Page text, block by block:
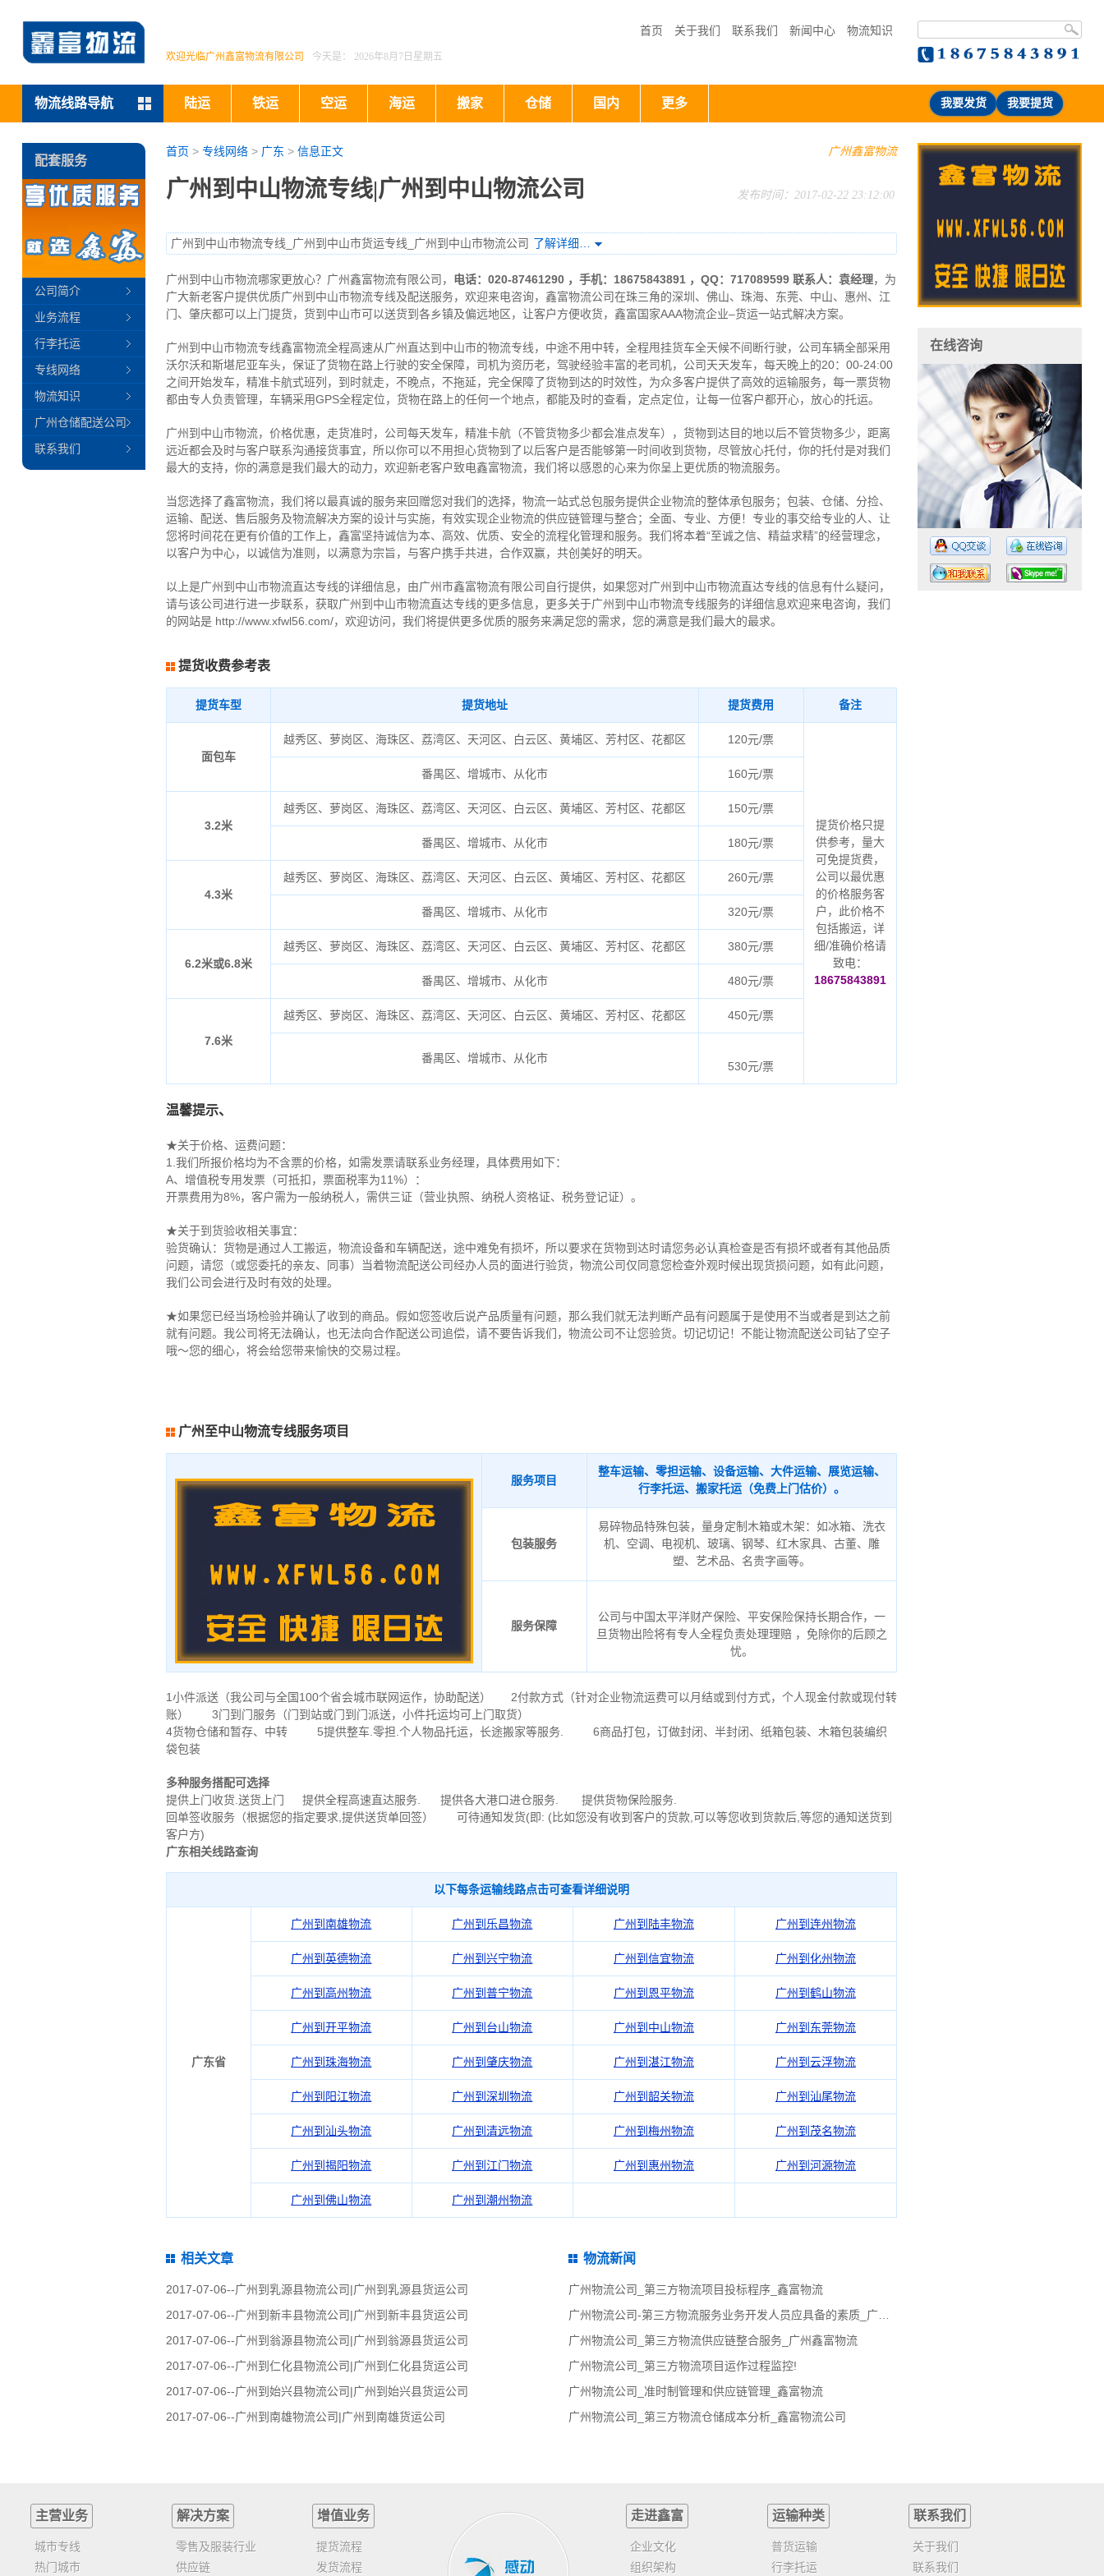
首页 关于我们 联系我们 新闻中心 物流知识
欢迎光临广州鑫富物流有限公司 今天是： 2026年8月7日星期五
物流线路导航 陆运 铁运 空运 海运 搬家 仓储 国内 更多 我要发货 我要提货
广州鑫富物流
首页 > 专线网络> 广东 > 信息正文
广州到中山物流专线|广州到中山物流公司 发布时间：2017-02-22 23:12:00
广州到中山市物流专线_广州到中山市货运专线_广州到中山市物流公司 了解详细…
广州到中山市物流哪家更放心？广州鑫富物流有限公司， 电话：020-87461290 ，手机：18675843891 ，QQ：717089599 联系人：袁经理，为
广大新老客户提供优质广州到中山市物流专线及配送服务，欢迎来电咨询，鑫富物流公司在珠三角的深圳、佛山、珠海、东莞、中山、惠州、江
门、肇庆都可以上门提货，货到中山市可以送货到各乡镇及偏远地区，让客户方便收货，鑫富国家AAA物流企业–货运一站式解决方案。
广州到中山市物流专线鑫富物流全程高速从广州直达到中山市的物流专线，中途不用中转，全程甩挂货车全天候不间断行驶，公司车辆全部采用
沃尔沃和斯堪尼亚车头，保证了货物在路上行驶的安全保障，司机为资历老，驾驶经验丰富的老司机，公司天天发车，每天晚上的20：00-24:00
之间开始发车，精准卡航式班列，到时就走，不晚点，不拖延，完全保障了货物到达的时效性，为众多客户提供了高效的运输服务，每一票货物
都由专人负责管理，车辆采用GPS全程定位，货物在路上的任何一个地点，都能及时的查看，定点定位，让每一位客户都开心，放心的托运。
广州到中山市物流，价格优惠，走货准时，公司每天发车，精准卡航（不管货物多少都会准点发车），货物到达目的地以后不管货物多少，距离
远近都会及时与客户联系沟通接货事宜，所以你可以不用担心货物到了以后客户是否能够第一时间收到货物，尽管放心托付，你的托付是对我们
最大的支持，你的满意是我们最大的动力，欢迎新老客户致电鑫富物流，我们将以感恩的心来为你呈上更优质的物流服务。
当您选择了鑫富物流，我们将以最真诚的服务来回赠您对我们的选择，物流一站式总包服务提供企业物流的整体承包服务；包装、仓储、分捡、
运输、配送、售后服务及物流解决方案的设计与实施，有效实现企业物流的供应链管理与整合；全面、专业、方便！专业的事交给专业的人、让
您将时间花在更有价值的工作上，鑫富坚持诚信为本、高效、优质、安全的流程化管理和服务。我们将本着“至诚之信、精益求精”的经营理念，
以客户为中心，以诚信为准则，以满意为宗旨，与客户携手共进，合作双赢，共创美好的明天。
以上是广州到中山市物流直达专线的详细信息，由广州市鑫富物流有限公司自行提供，如果您对广州到中山市物流直达专线的信息有什么疑问，
请与该公司进行进一步联系，获取广州到中山市物流直达专线的更多信息，更多关于广州到中山市物流专线服务的详细信息欢迎来电咨询，我们
的网站是 http://www.xfwl56.com/，欢迎访问，我们将提供更多优质的服务来满足您的需求，您的满意是我们最大的最求。
提货收费参考表
提货车型 提货地址 提货费用 备注
面包车
越秀区、萝岗区、海珠区、荔湾区、天河区、白云区、黄埔区、芳村区、花都区 120元/票
提货价格只提
供参考，量大
可免提货费，
公司以最优惠
的价格服务客
户，此价格不
包括搬运，详
细/准确价格请
致电：
18675843891
番禺区、增城市、从化市 160元/票
3.2米
越秀区、萝岗区、海珠区、荔湾区、天河区、白云区、黄埔区、芳村区、花都区 150元/票
番禺区、增城市、从化市 180元/票
4.3米
越秀区、萝岗区、海珠区、荔湾区、天河区、白云区、黄埔区、芳村区、花都区 260元/票
番禺区、增城市、从化市 320元/票
6.2米或6.8米
越秀区、萝岗区、海珠区、荔湾区、天河区、白云区、黄埔区、芳村区、花都区 380元/票
番禺区、增城市、从化市 480元/票
7.6米
越秀区、萝岗区、海珠区、荔湾区、天河区、白云区、黄埔区、芳村区、花都区 450元/票
番禺区、增城市、从化市
530元/票
温馨提示、
★关于价格、运费问题：
1.我们所报价格均为不含票的价格，如需发票请联系业务经理，具体费用如下：
A、增值税专用发票（可抵扣，票面税率为11%）：
开票费用为8%，客户需为一般纳税人，需供三证（营业执照、纳税人资格证、税务登记证）。
★关于到货验收相关事宜：
验货确认：货物是通过人工搬运，物流设备和车辆配送，途中难免有损坏，所以要求在货物到达时请您务必认真检查是否有损坏或者有其他品质
问题，请您（或您委托的亲友、同事）当着物流配送公司经办人员的面进行验货，物流公司仅同意您检查外观时候出现货损问题，如有此问题，
我们公司会进行及时有效的处理。
★如果您已经当场检验并确认了收到的商品。假如您签收后说产品质量有问题，那么我们就无法判断产品有问题属于是使用不当或者是到达之前
就有问题。我公司将无法确认，也无法向合作配送公司追偿，请不要告诉我们，物流公司不让您验货。切记切记！不能让物流配送公司钻了空子
哦～您的细心，将会给您带来愉快的交易过程。
广州至中山物流专线服务项目
服务项目
整车运输、零担运输、设备运输、大件运输、展览运输、
行李托运、搬家托运（免费上门估价）。
包装服务
易碎物品特殊包装，量身定制木箱或木架：如冰箱、洗衣
机、空调、电视机、玻璃、钢琴、红木家具、古董、雕
塑、艺术品、名贵字画等。
服务保障
公司与中国太平洋财产保险、平安保险保持长期合作，一
旦货物出险将有专人全程负责处理理赔 ，免除你的后顾之
忧。
1小件派送（我公司与全国100个省会城市联网运作，协助配送） 2付款方式（针对企业物流运费可以月结或到付方式，个人现金付款或现付转
账） 3门到门服务（门到站或门到门派送，小件托运均可上门取货）
4货物仓储和暂存、中转 5提供整车.零担.个人物品托运，长途搬家等服务. 6商品打包，订做封闭、半封闭、纸箱包装、木箱包装编织
袋包装
多种服务搭配可选择
提供上门收货.送货上门 提供全程高速直达服务. 提供各大港口进仓服务. 提供货物保险服务.
回单签收服务（根据您的指定要求,提供送货单回签） 可待通知发货(即: (比如您没有收到客户的货款,可以等您收到货款后,等您的通知送货到
客户方)
广东相关线路查询
以下每条运输线路点击可查看详细说明
广东省
广州到南雄物流 广州到乐昌物流 广州到陆丰物流 广州到连州物流
广州到英德物流 广州到兴宁物流 广州到信宜物流 广州到化州物流
广州到高州物流 广州到普宁物流 广州到恩平物流 广州到鹤山物流
广州到开平物流 广州到台山物流 广州到中山物流 广州到东莞物流
广州到珠海物流 广州到肇庆物流 广州到湛江物流 广州到云浮物流
广州到阳江物流 广州到深圳物流 广州到韶关物流 广州到汕尾物流
广州到汕头物流 广州到清远物流 广州到梅州物流 广州到茂名物流
广州到揭阳物流 广州到江门物流 广州到惠州物流 广州到河源物流
广州到佛山物流 广州到潮州物流
相关文章
2017-07-06--广州到乳源县物流公司|广州到乳源县货运公司
2017-07-06--广州到新丰县物流公司|广州到新丰县货运公司
2017-07-06--广州到翁源县物流公司|广州到翁源县货运公司
2017-07-06--广州到仁化县物流公司|广州到仁化县货运公司
2017-07-06--广州到始兴县物流公司|广州到始兴县货运公司
2017-07-06--广州到南雄物流公司|广州到南雄货运公司
物流新闻
广州物流公司_第三方物流项目投标程序_鑫富物流
广州物流公司-第三方物流服务业务开发人员应具备的素质_广州鑫富物流公司
广州物流公司_第三方物流供应链整合服务_广州鑫富物流
广州物流公司_第三方物流项目运作过程监控!
广州物流公司_准时制管理和供应链管理_鑫富物流
广州物流公司_第三方物流仓储成本分析_鑫富物流公司
配套服务
公司简介
业务流程
行李托运
专线网络
物流知识
广州仓储配送公司
联系我们
在线咨询
主营业务
城市专线
热门城市
解决方案
零售及服装行业
供应链
增值业务
提货流程
发货流程
走进鑫富
企业文化
组织架构
运输种类
普货运输
行李托运
联系我们
关于我们
联系我们